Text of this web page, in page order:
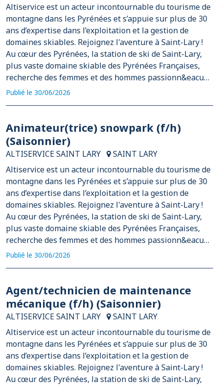
Altiservice est un acteur incontournable du tourisme de
montagne dans les Pyrénées et s’appuie sur plus de 30
ans d’expertise dans l’exploitation et la gestion de
domaines skiables. Rejoignez l'aventure à Saint-Lary !
Au cœur des Pyrénées, la station de ski de Saint-Lary,
plus vaste domaine skiable des Pyrénées Françaises,
recherche des femmes et des hommes passionn&eacu…
Publié le 30/06/2026
Animateur(trice) snowpark (f/h)
(Saisonnier)
ALTISERVICE SAINT LARY
SAINT LARY
Altiservice est un acteur incontournable du tourisme de
montagne dans les Pyrénées et s’appuie sur plus de 30
ans d’expertise dans l’exploitation et la gestion de
domaines skiables. Rejoignez l'aventure à Saint-Lary !
Au cœur des Pyrénées, la station de ski de Saint-Lary,
plus vaste domaine skiable des Pyrénées Françaises,
recherche des femmes et des hommes passionn&eacu…
Publié le 30/06/2026
Agent/technicien de maintenance
mécanique (f/h) (Saisonnier)
ALTISERVICE SAINT LARY
SAINT LARY
Altiservice est un acteur incontournable du tourisme de
montagne dans les Pyrénées et s’appuie sur plus de 30
ans d’expertise dans l’exploitation et la gestion de
domaines skiables. Rejoignez l'aventure à Saint-Lary !
Au cœur des Pyrénées, la station de ski de Saint-Lary,